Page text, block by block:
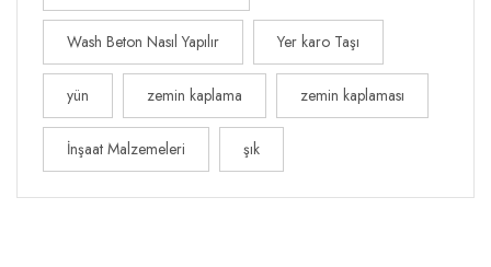
Wash Beton Nasıl Yapılır Yer karo Taşı
yün zemin kaplama zemin kaplaması
İnşaat Malzemeleri şık